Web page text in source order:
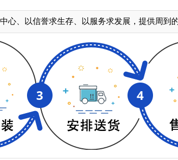
、以信誉求生存、以服务求发展，提供周到的